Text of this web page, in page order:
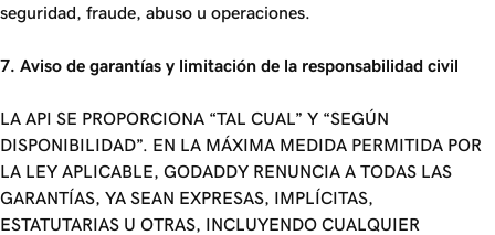
seguridad, fraude, abuso u operaciones.
7. Aviso de garantías y limitación de la responsabilidad civil
LA API SE PROPORCIONA “TAL CUAL” Y “SEGÚN
DISPONIBILIDAD”. EN LA MÁXIMA MEDIDA PERMITIDA POR
LA LEY APLICABLE, GODADDY RENUNCIA A TODAS LAS
GARANTÍAS, YA SEAN EXPRESAS, IMPLÍCITAS,
ESTATUTARIAS U OTRAS, INCLUYENDO CUALQUIER